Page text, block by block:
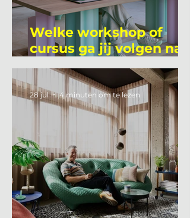
Welke workshop of
cursus ga jij volgen na
je vakantie?
28 jul 4 minuten om te lezen